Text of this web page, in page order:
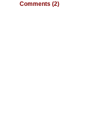
Comments (2)